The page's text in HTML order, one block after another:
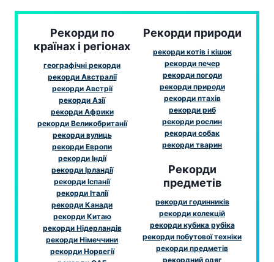
Рекорди по
країнах і регіонах
географічні рекорди
рекорди Австралії
рекорди Австрії
рекорди Азії
рекорди Африки
рекорди Великобританії
рекорди вулиць
рекорди Европи
рекорди Індії
рекорди Ірландії
рекорди Іспанії
рекорди Італії
рекорди Канади
рекорди Китаю
рекорди Нідерландів
рекорди Німеччини
рекорди Норвегії
Рекорди природи
рекорди котів і кішок
рекорди печер
рекорди погоди
рекорди природи
рекорди птахів
рекорди риб
рекорди рослин
рекорди собак
рекорди тварин
Рекорди
предметів
рекорди годинників
рекорди колекцій
рекорди кубика рубіка
рекорди побутової техніки
рекорди предметів
рекордний одяг